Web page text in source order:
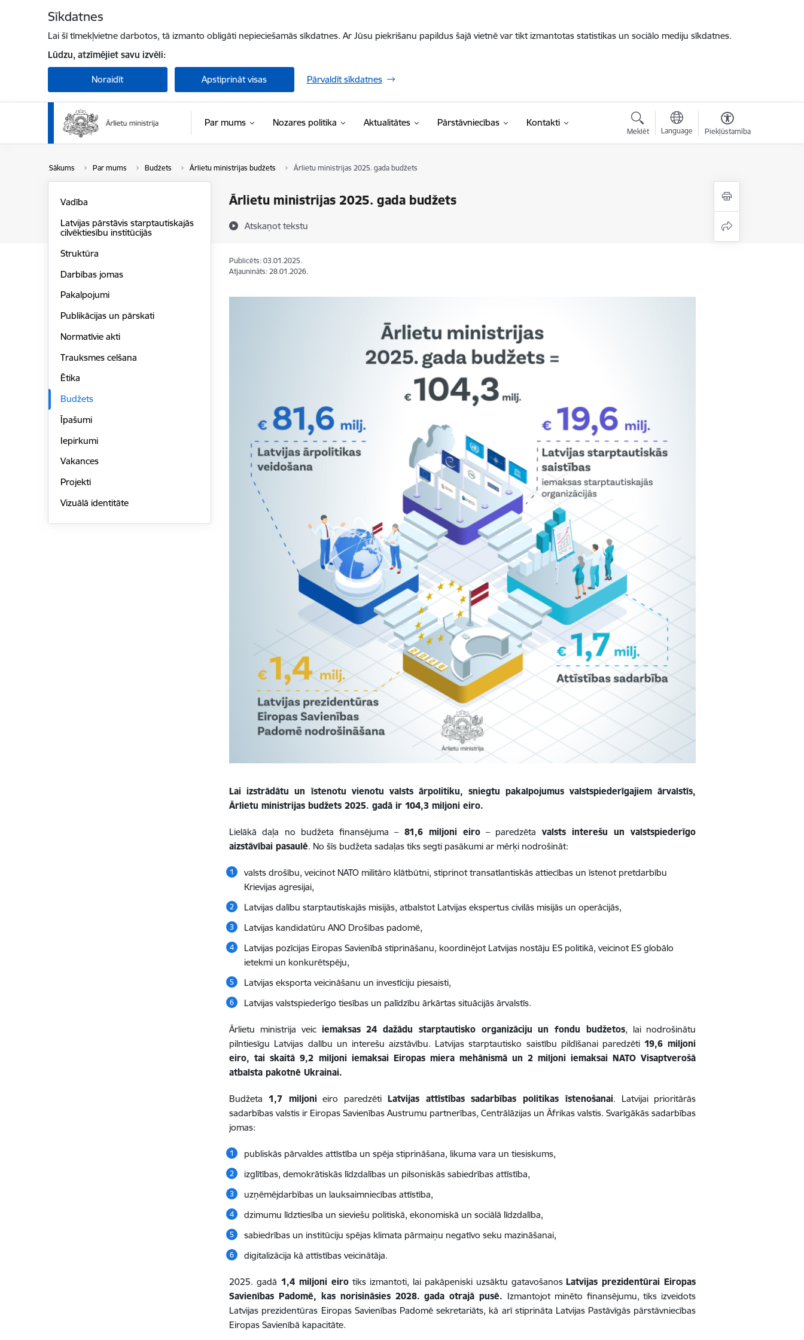
Sīkdatnes
Lai šī tīmekļvietne darbotos, tā izmanto obligāti nepieciešamās sīkdatnes. Ar Jūsu piekrišanu papildus šajā vietnē var tikt izmantotas statistikas un sociālo mediju sīkdatnes.
Lūdzu, atzīmējiet savu izvēli:
Noraidīt Apstiprināt visas Pārvaldīt sīkdatnes
Par mums Nozares politika Aktualitātes Pārstāvniecības Kontakti
Meklēt Language Piekļūstamība
Sākums Par mums Budžets Ārlietu ministrijas budžets Ārlietu ministrijas 2025. gada budžets
Ārlietu ministrijas 2025. gada budžets
Atskaņot tekstu
Vadība
Latvijas pārstāvis starptautiskajās
cilvēktiesību institūcijās
Struktūra
Darbības jomas
Pakalpojumi
Publikācijas un pārskati
Normatīvie akti
Trauksmes celšana
Ētika
Budžets
Īpašumi
Iepirkumi
Vakances
Projekti
Vizuālā identitāte
Publicēts: 03.01.2025.
Atjaunināts: 28.01.2026.
Lai izstrādātu un īstenotu vienotu valsts ārpolitiku, sniegtu pakalpojumus valstspiederīgajiem ārvalstīs,
Ārlietu ministrijas budžets 2025. gadā ir 104,3 miljoni eiro.
Lielākā daļa no budžeta finansējuma – 81,6 miljoni eiro– paredzēta valsts interešu un valstspiederīgo
aizstāvībai pasaulē. No šīs budžeta sadaļas tiks segti pasākumi ar mērķi nodrošināt:
valsts drošību, veicinot NATO militāro klātbūtni, stiprinot transatlantiskās attiecības un īstenot pretdarbību
Krievijas agresijai,
Latvijas dalību starptautiskajās misijās, atbalstot Latvijas ekspertus civilās misijās un operācijās,
Latvijas kandidatūru ANO Drošības padomē,
Latvijas pozīcijas Eiropas Savienībā stiprināšanu, koordinējot Latvijas nostāju ES politikā, veicinot ES globālo
ietekmi un konkurētspēju,
Latvijas eksporta veicināšanu un investīciju piesaisti,
Latvijas valstspiederīgo tiesības un palīdzību ārkārtas situācijās ārvalstīs.
Ārlietu ministrija veic iemaksas 24 dažādu starptautisko organizāciju un fondu budžetos, lai nodrošinātu
pilntiesīgu Latvijas dalību un interešu aizstāvību. Latvijas starptautisko saistību pildīšanai paredzēti19,6 miljoni
eiro, tai skaitā 9,2 miljoni iemaksai Eiropas miera mehānismā un 2 miljoni iemaksai NATO Visaptverošā
atbalsta pakotnē Ukrainai.
Budžeta 1,7 miljonieiro paredzēti Latvijas attīstības sadarbības politikas īstenošanai. Latvijai prioritārās
sadarbības valstis ir Eiropas Savienības Austrumu partnerības, Centrālāzijas un Āfrikas valstis. Svarīgākās sadarbības
jomas:
publiskās pārvaldes attīstība un spēja stiprināšana, likuma vara un tiesiskums,
izglītības, demokrātiskās līdzdalības un pilsoniskās sabiedrības attīstība,
uzņēmējdarbības un lauksaimniecības attīstība,
dzimumu līdztiesība un sieviešu politiskā, ekonomiskā un sociālā līdzdalība,
sabiedrības un institūciju spējas klimata pārmaiņu negatīvo seku mazināšanai,
digitalizācija kā attīstības veicinātāja.
2025. gadā 1,4 miljoni eirotiks izmantoti, lai pakāpeniski uzsāktu gatavošanosLatvijas prezidentūrai Eiropas
Savienības Padomē, kas norisināsies 2028. gada otrajā pusē. Izmantojot minēto finansējumu, tiks izveidots
Latvijas prezidentūras Eiropas Savienības Padomē sekretariāts, kā arī stiprināta Latvijas Pastāvīgās pārstāvniecības
Eiropas Savienībā kapacitāte.